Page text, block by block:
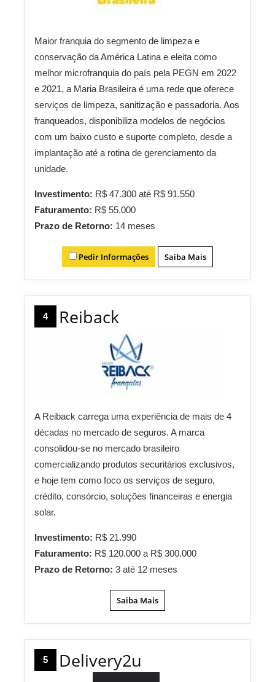
Maior franquia do segmento de limpeza e
conservação da América Latina e eleita como
melhor microfranquia do país pela PEGN em 2022
e 2021, a Maria Brasileira é uma rede que oferece
serviços de limpeza, sanitização e passadoria. Aos
franqueados, disponibiliza modelos de negócios
com um baixo custo e suporte completo, desde a
implantação até a rotina de gerenciamento da
unidade.
Investimento: R$ 47.300 até R$ 91.550
Faturamento: R$ 55.000
Prazo de Retorno: 14 meses
Pedir Informações Saiba Mais
4 Reiback
A Reiback carrega uma experiência de mais de 4
décadas no mercado de seguros. A marca
consolidou-se no mercado brasileiro
comercializando produtos securitários exclusivos,
e hoje tem como foco os serviços de seguro,
crédito, consórcio, soluções financeiras e energia
solar.
Investimento: R$ 21.990
Faturamento: R$ 120.000 a R$ 300.000
Prazo de Retorno: 3 até 12 meses
Saiba Mais
5 Delivery2u